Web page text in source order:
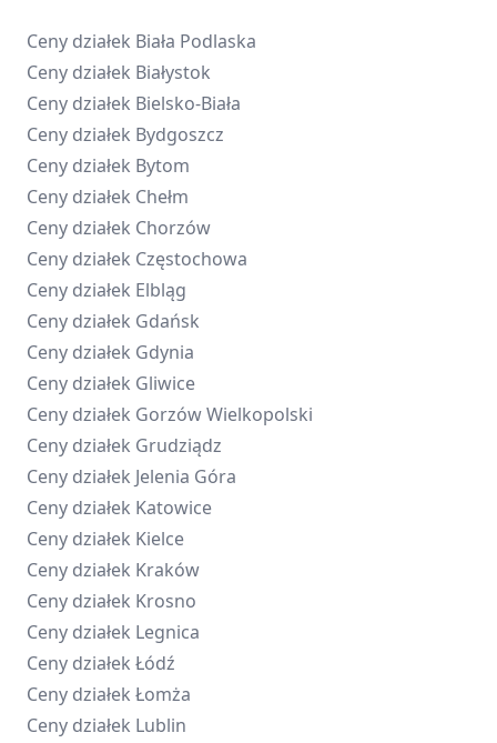
Ceny działek Biała Podlaska
Ceny działek Białystok
Ceny działek Bielsko-Biała
Ceny działek Bydgoszcz
Ceny działek Bytom
Ceny działek Chełm
Ceny działek Chorzów
Ceny działek Częstochowa
Ceny działek Elbląg
Ceny działek Gdańsk
Ceny działek Gdynia
Ceny działek Gliwice
Ceny działek Gorzów Wielkopolski
Ceny działek Grudziądz
Ceny działek Jelenia Góra
Ceny działek Katowice
Ceny działek Kielce
Ceny działek Kraków
Ceny działek Krosno
Ceny działek Legnica
Ceny działek Łódź
Ceny działek Łomża
Ceny działek Lublin